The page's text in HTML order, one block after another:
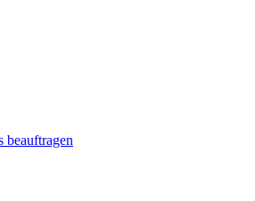
beauftragen